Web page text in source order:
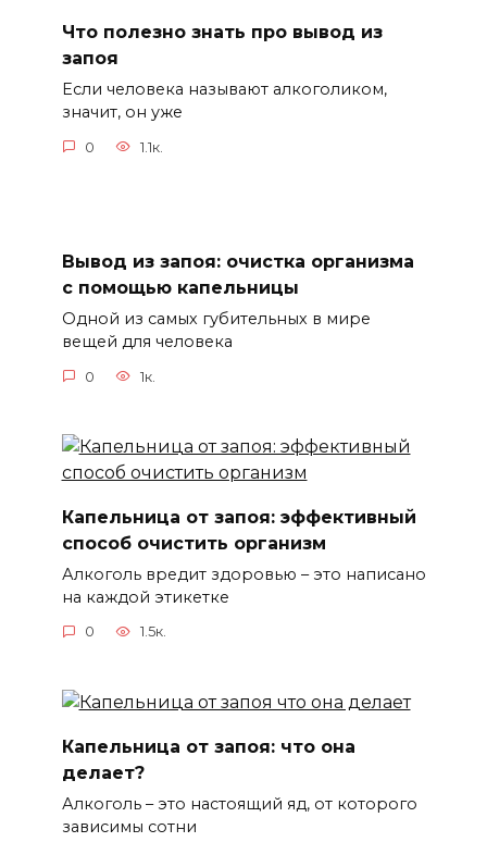
Что полезно знать про вывод из
запоя
Если человека называют алкоголиком,
значит, он уже
0 1.1к.
Вывод из запоя: очистка организма
с помощью капельницы
Одной из самых губительных в мире
вещей для человека
0 1к.
Капельница от запоя: эффективный
способ очистить организм
Алкоголь вредит здоровью – это написано
на каждой этикетке
0 1.5к.
Капельница от запоя: что она
делает?
Алкоголь – это настоящий яд, от которого
зависимы сотни